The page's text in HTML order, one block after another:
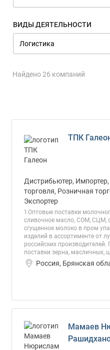
ВИДЫ ДЕЯТЕЛЬНОСТИ
Найдено 26 компаний
ТПК
Дистрибьютер,
торговля, Розничная
Экспортер
1.Оптовые поставки
сливочное масло, СОМ, СЦМ,
сгущенное молоко в пром
изделий в ассортименте от
российских
поставки зерна, масличных,
Россия, Брянская
Мамаев